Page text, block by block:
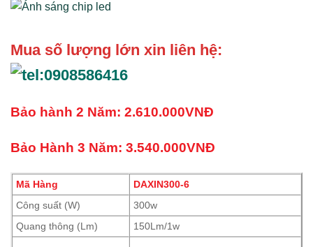
Mua số lượng lớn xin liên hệ:
Bảo hành 2 Năm: 2.610.000VNĐ
Bảo Hành 3 Năm: 3.540.000VNĐ
Mã Hàng
DAXIN300-6
Công suất (W)
300w
Quang thông (Lm)
150Lm/1w